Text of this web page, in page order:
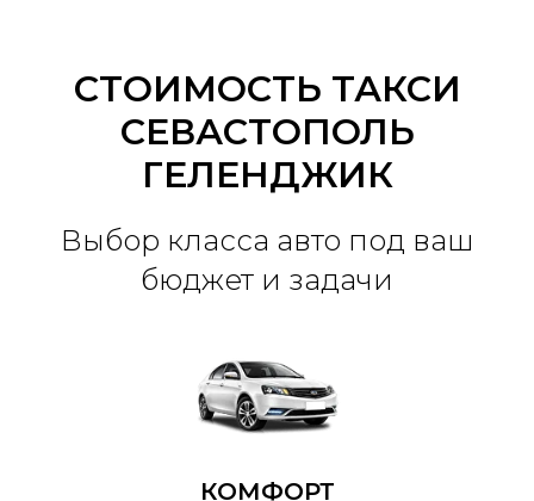
СТОИМОСТЬ ТАКСИ
СЕВАСТОПОЛЬ
ГЕЛЕНДЖИК
Выбор класса авто под ваш
бюджет и задачи
КОМФОРТ